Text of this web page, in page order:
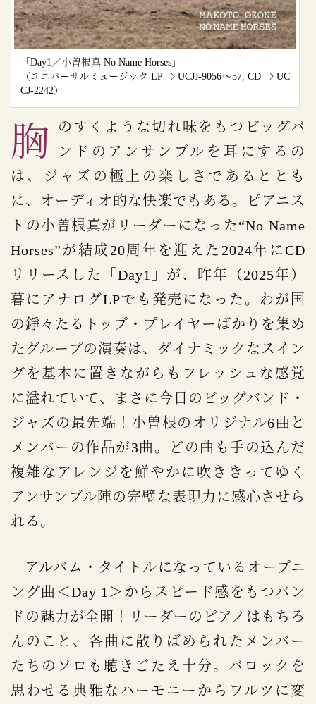
「Day1／小曽根真 No Name Horses」
（ユニバーサルミュージック LP ⇒ UCJJ-9056～57, CD ⇒ UC
CJ-2242）
胸のすくような切れ味をもつビッグバ
ンドのアンサンブルを耳にするの
は、ジャズの極上の楽しさであるととも
に、オーディオ的な快楽でもある。ピアニス
トの小曽根真がリーダーになった“No Name
Horses”が結成20周年を迎えた2024年にCD
リリースした「Day1」が、昨年（2025年）
暮にアナログLPでも発売になった。わが国
の錚々たるトップ・プレイヤーばかりを集め
たグループの演奏は、ダイナミックなスイン
グを基本に置きながらもフレッシュな感覚
に溢れていて、まさに今日のビッグバンド・
ジャズの最先端！小曽根のオリジナル6曲と
メンバーの作品が3曲。どの曲も手の込んだ
複雑なアレンジを鮮やかに吹ききってゆく
アンサンブル陣の完璧な表現力に感心させら
れる。
アルバム・タイトルになっているオープニ
ング曲＜Day 1＞からスピード感をもつバン
ドの魅力が全開！リーダーのピアノはもちろ
んのこと、各曲に散りばめられたメンバー
たちのソロも聴きごたえ十分。バロックを
思わせる典雅なハーモニーからワルツに変